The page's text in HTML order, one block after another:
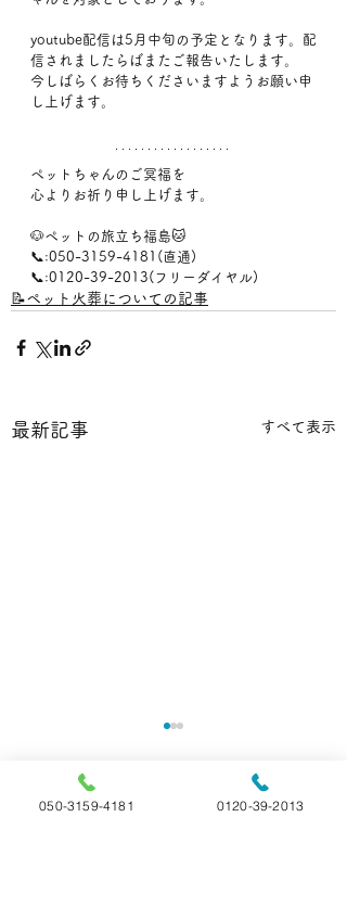
youtube配信は5月中旬の予定となります。配
信されましたらばまたご報告いたします。
今しばらくお待ちくださいますようお願い申
し上げます。
ペットちゃんのご冥福を
心よりお祈り申し上げます。
🐶ペットの旅立ち福島🐱
📞:050-3159-4181(直通)
📞:0120-39-2013(フリーダイヤル)
📝ペット火葬についての記事
最新記事 すべて表示
コメント
050-3159-4181 0120-39-2013